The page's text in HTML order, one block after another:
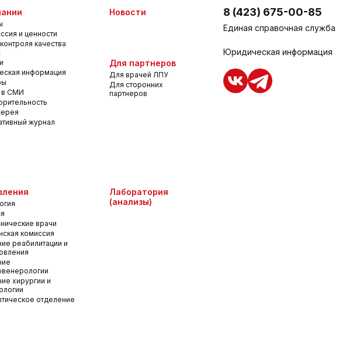
и ценности
качества
информация
в СМИ
журнал
Новости
Для партнеров
Для врачей ЛПУ
Для сторонних
партнеров
врачи
комиссия
реабилитации и
хирургии и
отделение
Лаборатория
(анализы)
8 (423) 675-00-85
Единая справочная служба
Юридическая информация